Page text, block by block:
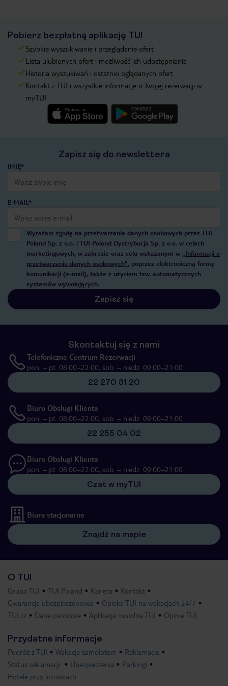
Pobierz bezpłatną aplikację TUI
Szybkie wyszukiwanie i przeglądanie ofert
Lista ulubionych ofert i możliwość ich udostępniania
Historia wyszukiwań i ostatnio oglądanych ofert
Kontakt z TUI i wszystkie informacje o Twojej rezerwacji w
myTUI
Zapisz się do newslettera
IMIĘ*
E-MAIL*
Wyrażam zgodę na przetwarzanie danych osobowych przez TUI
Poland Sp. z o.o. i TUI Poland Dystrybucja Sp. z o.o. w celach
marketingowych, w zakresie oraz celu wskazanym w „Informacji o
przetwarzaniu danych osobowych”, poprzez elektroniczną formę
komunikacji (e-mail), także z użyciem tzw. automatycznych
systemów wywołujących.
Zapisz się
Skontaktuj się z nami
Telefoniczne Centrum Rezerwacji
pon. – pt. 08:00–22:00, sob. – niedz. 09:00–21:00
22 270 31 20
Biuro Obsługi Klienta
pon. – pt. 08:00–22:00, sob. – niedz. 09:00–21:00
22 255 04 02
Biuro Obsługi Klienta
pon. – pt. 08:00–22:00, sob. – niedz. 09:00–21:00
Czat w myTUI
Biura stacjonarne
Znajdź na mapie
O TUI
Grupa TUI TUI Poland Kariera
Kontakt
Gwarancja ubezpieczeniowa
Opieka TUI na wakacjach 24/7
TUI.cz
Dane osobowe Aplikacja mobilna TUI Opinie TUI
Przydatne informacje
Podróż z TUI Wakacje samolotem
Reklamacje
Status reklamacji
Ubezpieczenia
Parkingi
Hotele przy lotniskach